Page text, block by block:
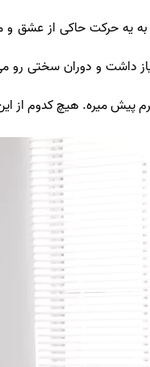
یه حرکت حاکی از عشق و
داشت و دوران سختی رو
پیش میره. هیچ کدوم از